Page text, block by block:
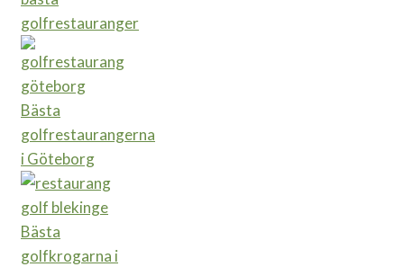
golfrestauranger
Bästa
golfrestaurangerna
i Göteborg
Bästa
golfkrogarna i